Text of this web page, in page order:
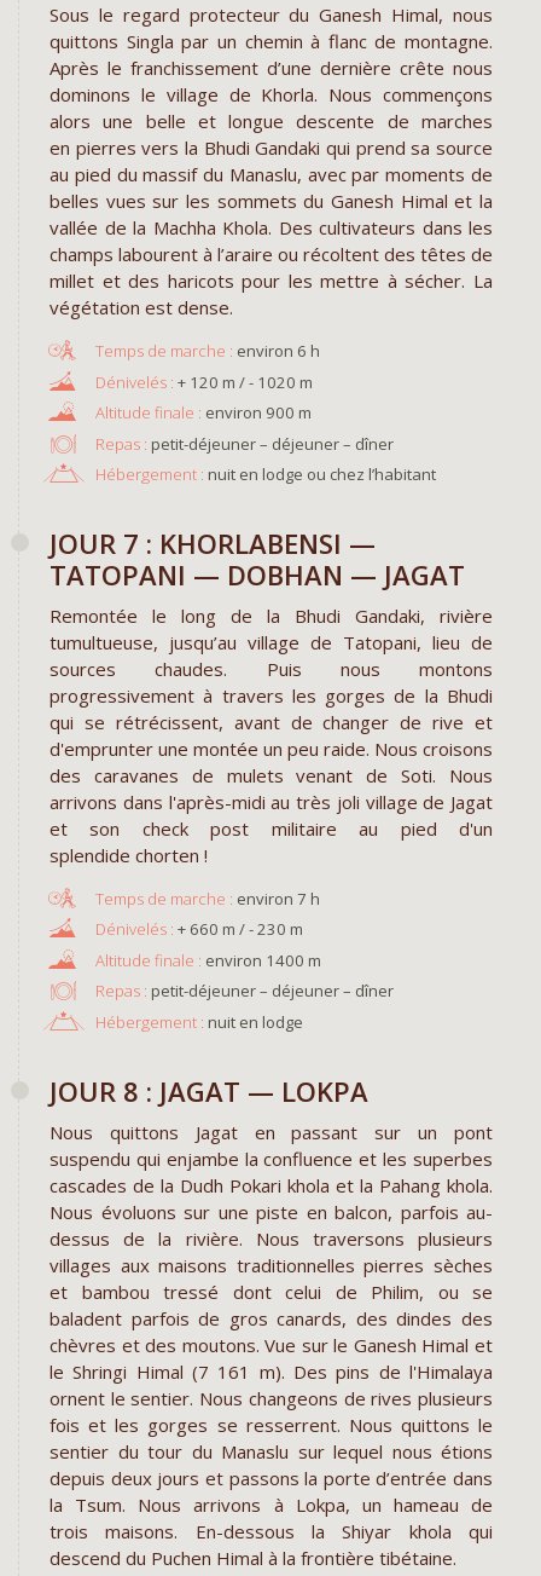
Sous le regard protecteur du Ganesh Himal, nous
quittons Singla par un chemin à flanc de montagne.
Après le franchissement d’une dernière crête nous
dominons le village de Khorla. Nous commençons
alors une belle et longue descente de marches
en pierres vers la Bhudi Gandaki qui prend sa source
au pied du massif du Manaslu, avec par moments de
belles vues sur les sommets du Ganesh Himal et la
vallée de la Machha Khola. Des cultivateurs dans les
champs labourent à l’araire ou récoltent des têtes de
millet et des haricots pour les mettre à sécher. La
végétation est dense.
environ 6 h
+ 120 m / - 1020 m
environ 900 m
Repas : petit-déjeuner – déjeuner – dîner
Hébergement : nuit en lodge ou chez l’habitant
JOUR 7 : KHORLABENSI —
TATOPANI — DOBHAN — JAGAT
Remontée le long de la Bhudi Gandaki, rivière
tumultueuse, jusqu’au village de Tatopani, lieu de
sources chaudes. Puis nous montons
progressivement à travers les gorges de la Bhudi
qui se rétrécissent, avant de changer de rive et
d'emprunter une montée un peu raide. Nous croisons
des caravanes de mulets venant de Soti. Nous
arrivons dans l'après-midi au très joli village de Jagat
et son check post militaire au pied d'un
splendide chorten !
environ 7 h
+ 660 m / - 230 m
environ 1400 m
Repas : petit-déjeuner – déjeuner – dîner
Hébergement : nuit en lodge
JOUR 8 : JAGAT — LOKPA
Nous quittons Jagat en passant sur un pont
suspendu qui enjambe la confluence et les superbes
cascades de la Dudh Pokari khola et la Pahang khola.
Nous évoluons sur une piste en balcon, parfois au-
dessus de la rivière. Nous traversons plusieurs
villages aux maisons traditionnelles pierres sèches
et bambou tressé dont celui de Philim, ou se
baladent parfois de gros canards, des dindes des
chèvres et des moutons. Vue sur le Ganesh Himal et
le Shringi Himal (7 161 m). Des pins de l'Himalaya
ornent le sentier. Nous changeons de rives plusieurs
fois et les gorges se resserrent. Nous quittons le
sentier du tour du Manaslu sur lequel nous étions
depuis deux jours et passons la porte d’entrée dans
la Tsum. Nous arrivons à Lokpa, un hameau de
trois maisons. En-dessous la Shiyar khola qui
descend du Puchen Himal à la frontière tibétaine.